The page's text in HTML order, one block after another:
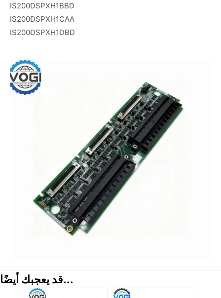
IS200DSPXH1BBD
IS200DSPXH1CAA
IS200DSPXH1DBD
قد يعجبك أيضًا...